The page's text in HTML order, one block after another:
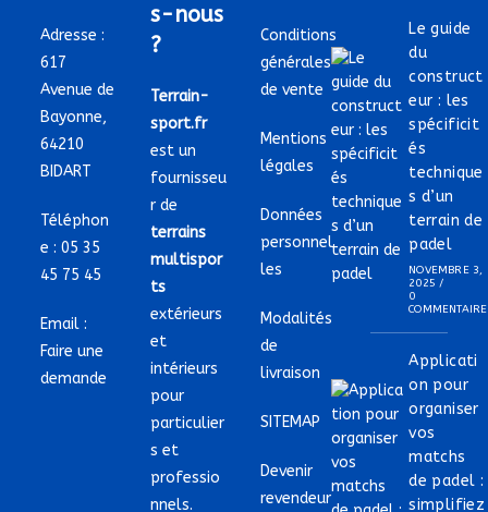
Adresse :
617
Avenue de
Bayonne,
64210
BIDART
Téléphon
e :05 35
45 75 45
Email :
Faire une
demande
s-nous
?
Terrain-
sport.fr
est un
fournisseu
r de
terrains
multispor
ts
extérieurs
et
intérieurs
pour
particulier
s et
professio
nnels.
Conditions
générales
de vente
Mentions
légales
Données
personnel
les
Modalités
de
livraison
SITEMAP
Devenir
revendeur
Le guide
du
construct
eur : les
spécificit
és
technique
s d’un
terrain de
padel
NOVEMBRE 3,
2025 /
0
COMMENTAIRE
Applicati
on pour
organiser
vos
matchs
de padel :
simplifiez